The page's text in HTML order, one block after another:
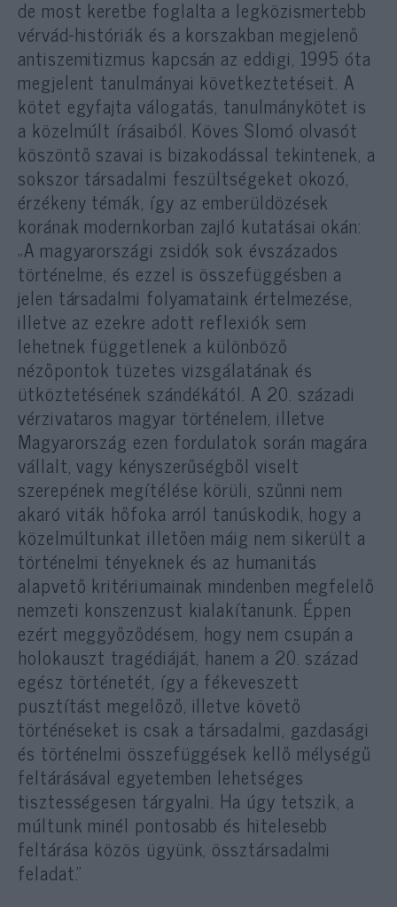
de most keretbe foglalta a legközismertebb
vérvád-históriák és a korszakban megjelenő
antiszemitizmus kapcsán az eddigi, 1995 óta
megjelent tanulmányai következtetéseit. A
kötet egyfajta válogatás, tanulmánykötet is
a közelmúlt írásaiból. Köves Slomó olvasót
köszöntő szavai is bizakodással tekintenek, a
sokszor társadalmi feszültségeket okozó,
érzékeny témák, így az emberüldözések
korának modernkorban zajló kutatásai okán:
„A magyarországi zsidók sok évszázados
történelme, és ezzel is összefüggésben a
jelen társadalmi folyamataink értelmezése,
illetve az ezekre adott reflexiók sem
lehetnek függetlenek a különböző
nézőpontok tüzetes vizsgálatának és
ütköztetésének szándékától. A 20. századi
vérzivataros magyar történelem, illetve
Magyarország ezen fordulatok során magára
vállalt, vagy kényszerűségből viselt
szerepének megítélése körüli, szűnni nem
akaró viták hőfoka arról tanúskodik, hogy a
közelmúltunkat illetően máig nem sikerült a
történelmi tényeknek és az humanitás
alapvető kritériumainak mindenben megfelelő
nemzeti konszenzust kialakítanunk. Éppen
ezért meggyőződésem, hogy nem csupán a
holokauszt tragédiáját, hanem a 20. század
egész történetét, így a fékeveszett
pusztítást megelőző, illetve követő
történéseket is csak a társadalmi, gazdasági
és történelmi összefüggések kellő mélységű
feltárásával egyetemben lehetséges
tisztességesen tárgyalni. Ha úgy tetszik, a
múltunk minél pontosabb és hitelesebb
feltárása közös ügyünk, össztársadalmi
feladat.”